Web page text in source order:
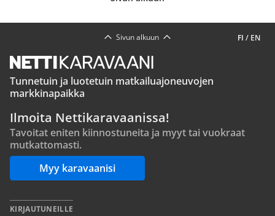
FI / EN
Sivun alkuun
Tunnetuin ja luotetuin matkailuajoneuvojen
markkinapaikka
Ilmoita Nettikaravaanissa!
Tavoitat eniten kiinnostuneita ja myyt tai vuokraat
mutkattomasti.
Myy karavaanisi
KIRJAUTUNEILLE